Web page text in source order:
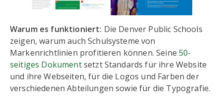
Warum es funktioniert: Die Denver Public Schools
zeigen, warum auch Schulsysteme von
Markenrichtlinien profitieren können. Seine50-
seitiges Dokumentsetzt Standards für ihre Website
und ihre Webseiten, für die Logos und Farben der
verschiedenen Abteilungen sowie für die Typografie.